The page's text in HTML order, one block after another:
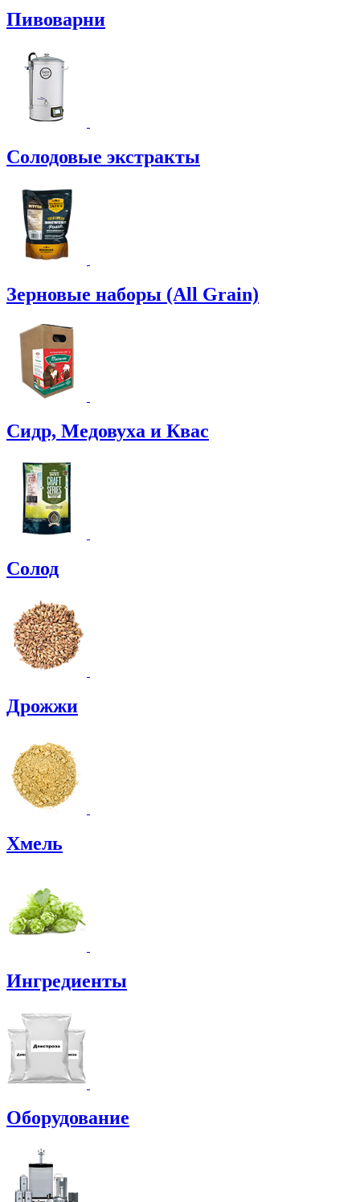
Пивоварни
Солодовые экстракты
Зерновые наборы (All Grain)
Сидр, Медовуха и Квас
Солод
Дрожжи
Хмель
Ингредиенты
Оборудование